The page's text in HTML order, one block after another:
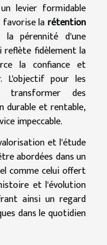
levier formidable
favorise larétention
pérennité d'une
reflète fidèlement la
la confiance et
L'objectif pour les
des
durable et rentable,
impeccable.
et l'étude
abordées dans un
comme celui offert
et l'évolution
ainsi un regard
dans le quotidien